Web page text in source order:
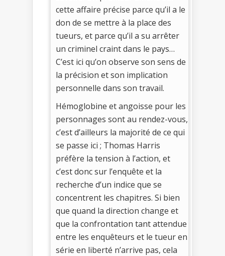
cette affaire précise parce qu’il a le
don de se mettre à la place des
tueurs, et parce qu’il a su arrêter
un criminel craint dans le pays…
C’est ici qu’on observe son sens de
la précision et son implication
personnelle dans son travail.
Hémoglobine et angoisse pour les
personnages sont au rendez-vous,
c’est d’ailleurs la majorité de ce qui
se passe ici ; Thomas Harris
préfère la tension à l’action, et
c’est donc sur l’enquête et la
recherche d’un indice que se
concentrent les chapitres. Si bien
que quand la direction change et
que la confrontation tant attendue
entre les enquêteurs et le tueur en
série en liberté n’arrive pas, cela